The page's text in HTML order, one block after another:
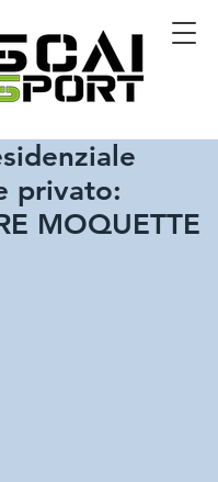
privato:
MOQUETTE